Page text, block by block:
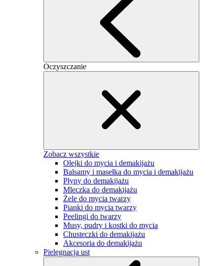
Oczyszczanie
Zobacz wszystkie
Olejki do mycia i demakijażu
Balsamy i masełka do mycia i demakijażu
Płyny do demakijażu
Mleczka do demakijażu
Żele do mycia twarzy
Pianki do mycia twarzy
Peelingi do twarzy
Musy, pudry i kostki do mycia
Chusteczki do demakijażu
Akcesoria do demakijażu
Pielęgnacja ust